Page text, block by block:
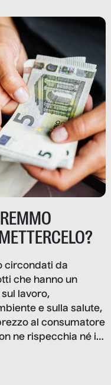
circondati da
che hanno un
lavoro,
e sulla salute,
al consumatore
ne rispecchia né il